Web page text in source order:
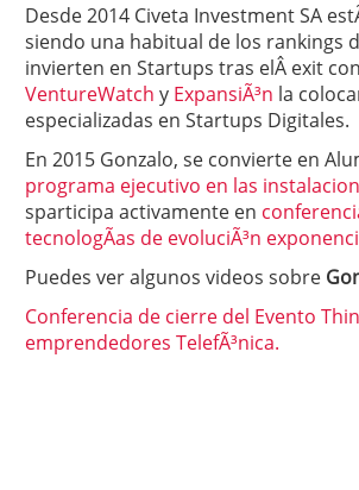
Desde 2014 Civeta Investment SA
siendo una habitual de los rankings
invierten en Startups tras elÂ exit
VentureWatch y ExpansiÃ³n la
especializadas en Startups Digitales.
En 2015 Gonzalo, se convierte en
programa ejecutivo en las
sparticipa activamente en
tecnologÃ­as de evoluciÃ³n
Puedes ver algunos videos sobre
Conferencia de cierre del Evento
emprendedores TelefÃ³nica.